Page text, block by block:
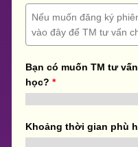
Bạn có muốn TM tư
học? *
Khoảng thời gian phù